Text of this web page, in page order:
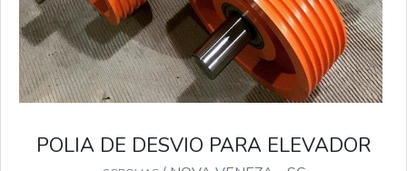
POLIA DE DESVIO PARA ELEVADOR